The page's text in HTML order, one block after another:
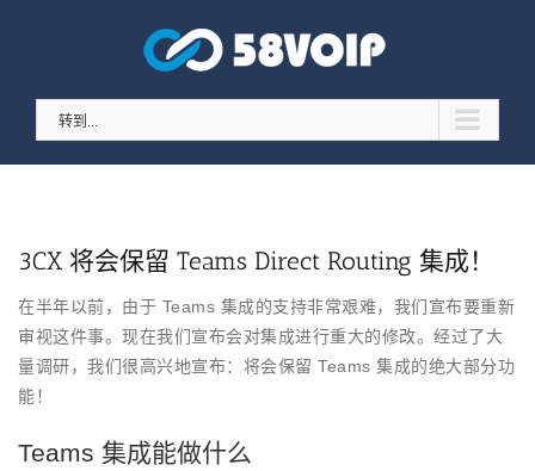
转到...
3CX 将会保留 Teams Direct Routing 集成！
在半年以前，由于 Teams 集成的支持非常艰难，我们宣布要重新
审视这件事。现在我们宣布会对集成进行重大的修改。经过了大
量调研，我们很高兴地宣布：将会保留 Teams 集成的绝大部分功
能！
Teams 集成能做什么